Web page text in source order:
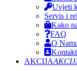
Uvjeti
Servis i
Kako
FAQ
O
AKCIJA